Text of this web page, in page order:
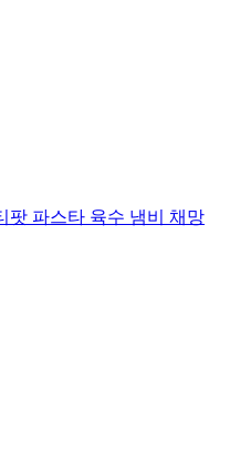
팟 파스타 육수 냄비 채망